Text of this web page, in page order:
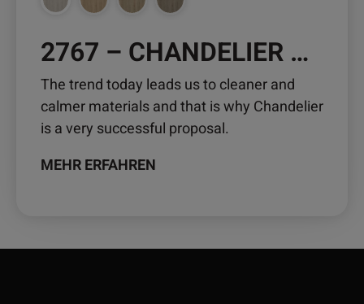
2767 – CHANDELIER OAK
The trend today leads us to cleaner and
calmer materials and that is why Chandelier
is a very successful proposal.
MEHR ERFAHREN
werden